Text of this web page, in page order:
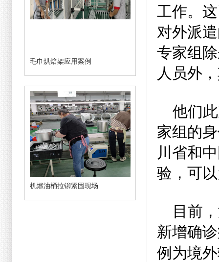
毛巾烘焙架应用案例
机燃油桶拉铆紧固现场
工作。
对外派
专家组
人员外
他们此
家组的
川省和
验，可
目前，
新增确
例为境